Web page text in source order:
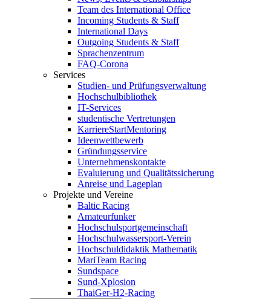
Team des International Office
Incoming Students & Staff
International Days
Outgoing Students & Staff
Sprachenzentrum
FAQ-Corona
Services
Studien- und Prüfungsverwaltung
Hochschulbibliothek
IT-Services
studentische Vertretungen
KarriereStartMentoring
Ideenwettbewerb
Gründungsservice
Unternehmenskontakte
Evaluierung und Qualitätssicherung
Anreise und Lageplan
Projekte und Vereine
Baltic Racing
Amateurfunker
Hochschulsportgemeinschaft
Hochschulwassersport-Verein
Hochschuldidaktik Mathematik
MariTeam Racing
Sundspace
Sund-Xplosion
ThaiGer-H2-Racing